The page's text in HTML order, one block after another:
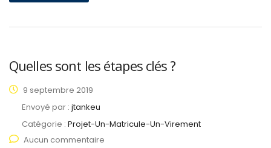
Quelles sont les étapes clés ?
9 septembre 2019
Envoyé par : jtankeu
Catégorie : Projet-Un-Matricule-Un-Virement
Aucun commentaire